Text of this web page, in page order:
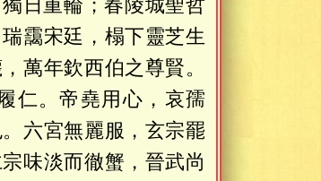
日重輪；春陵城聖哲
靄宋廷，榻下靈芝生
萬年欽西伯之尊賢。
仁。帝堯用心，哀孺
六宮無麗服，玄宗罷
味淡而徹蟹，晉武尚